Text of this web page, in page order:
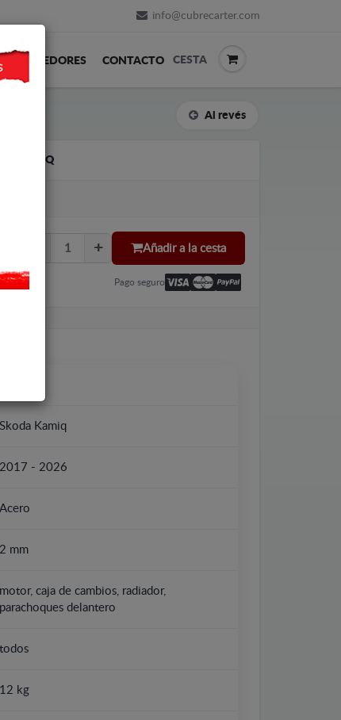
info@cubrecarter.com
CONTACTO CESTA
Al revés
KAMIQ
Añadir a la cesta
Pago seguro
Skoda Kamiq
2017 - 2026
Acero
2 mm
motor, caja de cambios, radiador,
parachoques delantero
todos
12 kg